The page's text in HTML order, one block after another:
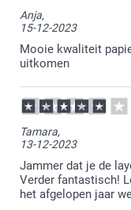
Dat is heel fijn
Heel veel
Anja,
15-12-2023
Mooie kwaliteit
uitkomen
Tamara,
13-12-2023
Jammer dat je de
Verder fantastisch!
het afgelopen jaar